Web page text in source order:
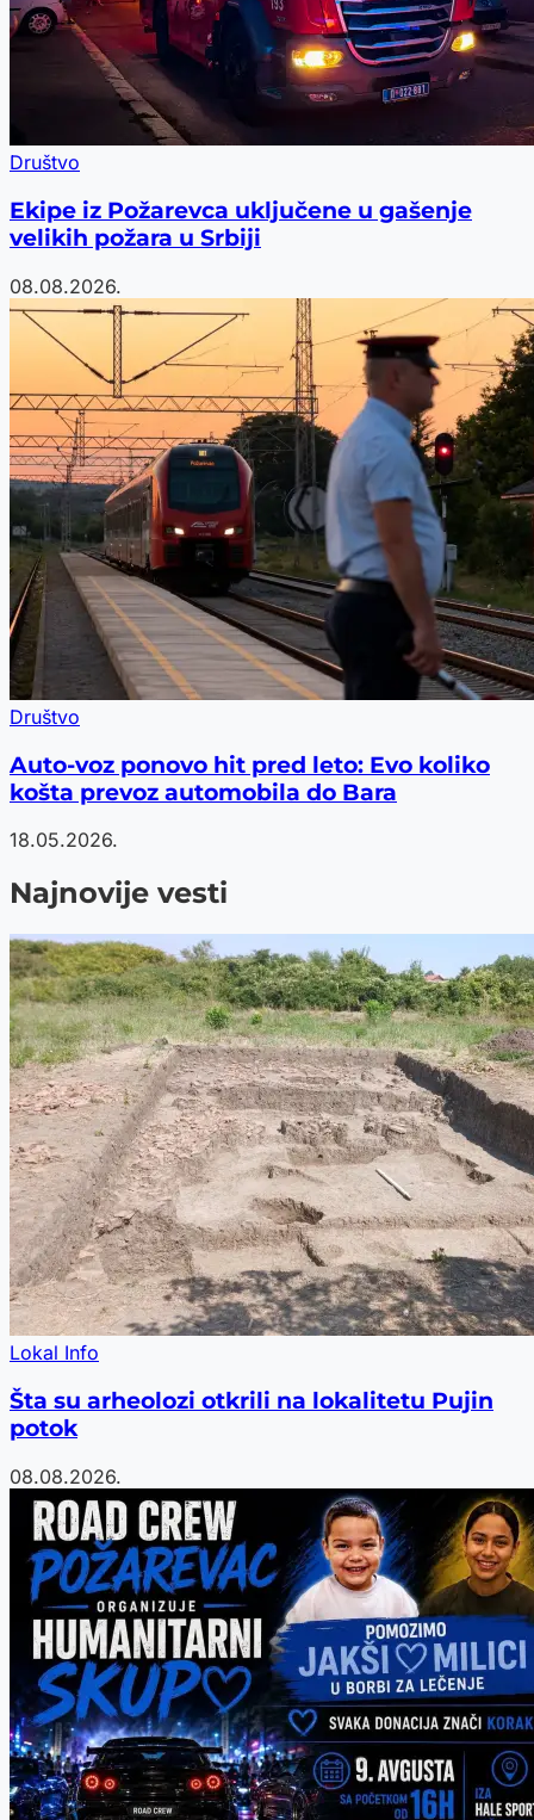
Društvo
Ekipe iz Požarevca uključene u gašenje
velikih požara u Srbiji
08.08.2026.
Društvo
Auto-voz ponovo hit pred leto: Evo koliko
košta prevoz automobila do Bara
18.05.2026.
Najnovije vesti
Lokal Info
Šta su arheolozi otkrili na lokalitetu Pujin
potok
08.08.2026.